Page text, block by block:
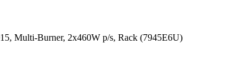
Multi-Burner, 2x460W p/s, Rack (7945E6U)